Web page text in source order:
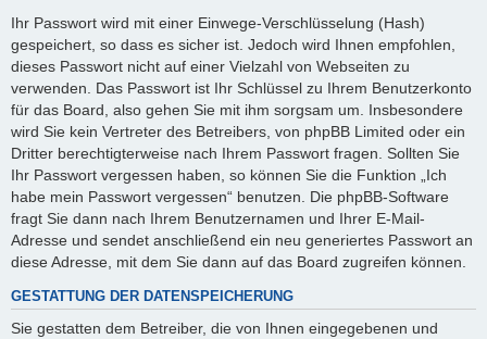
Ihr Passwort wird mit einer Einwege-Verschlüsselung (Hash)
gespeichert, so dass es sicher ist. Jedoch wird Ihnen empfohlen,
dieses Passwort nicht auf einer Vielzahl von Webseiten zu
verwenden. Das Passwort ist Ihr Schlüssel zu Ihrem Benutzerkonto
für das Board, also gehen Sie mit ihm sorgsam um. Insbesondere
wird Sie kein Vertreter des Betreibers, von phpBB Limited oder ein
Dritter berechtigterweise nach Ihrem Passwort fragen. Sollten Sie
Ihr Passwort vergessen haben, so können Sie die Funktion „Ich
habe mein Passwort vergessen“ benutzen. Die phpBB-Software
fragt Sie dann nach Ihrem Benutzernamen und Ihrer E-Mail-
Adresse und sendet anschließend ein neu generiertes Passwort an
diese Adresse, mit dem Sie dann auf das Board zugreifen können.
GESTATTUNG DER DATENSPEICHERUNG
Sie gestatten dem Betreiber, die von Ihnen eingegebenen und